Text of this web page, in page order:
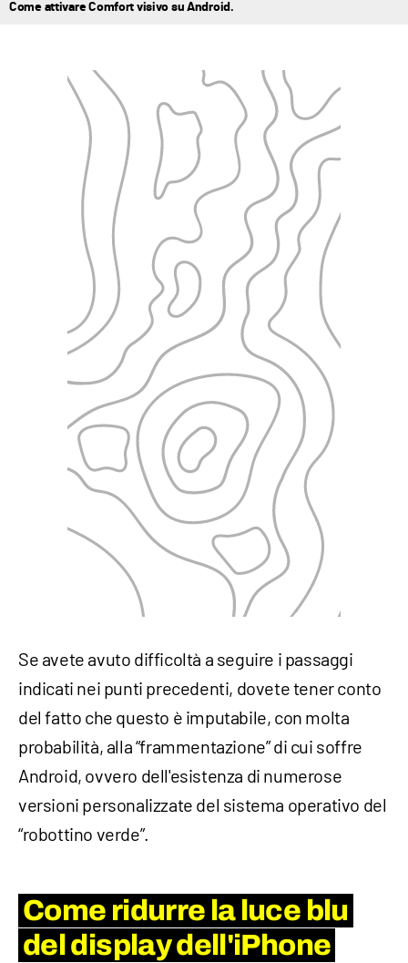
Come attivare Comfort visivo su Android.
Se avete avuto difficoltà a seguire i passaggi
indicati nei punti precedenti, dovete tener conto
del fatto che questo è imputabile, con molta
probabilità, alla “frammentazione” di cui soffre
Android, ovvero dell'esistenza di numerose
versioni personalizzate del sistema operativo del
“robottino verde”.
Come ridurre la luce blu
del display dell'iPhone